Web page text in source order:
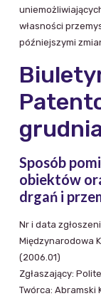
własności
późniejszymi
Sposób
obiektów
drgań i
Nr i data
Międzynarodowa
(2006.01)
Zgłaszający:
Twórca: Abramski